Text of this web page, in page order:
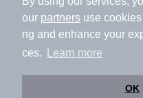
our partners use
ng and enhance your
ces.
Learn more
OK
利用規約
ライフ
特定商取引法に基づ
運営会社